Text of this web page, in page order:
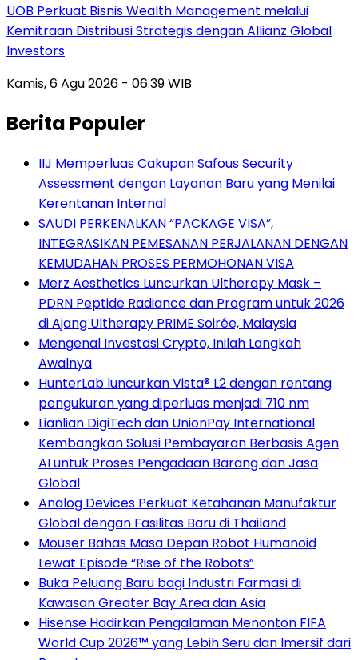
UOB Perkuat Bisnis Wealth Management melalui
Kemitraan Distribusi Strategis dengan Allianz Global
Investors
Kamis, 6 Agu 2026 - 06:39 WIB
Berita Populer
IIJ Memperluas Cakupan Safous Security
Assessment dengan Layanan Baru yang Menilai
Kerentanan Internal
SAUDI PERKENALKAN “PACKAGE VISA”,
INTEGRASIKAN PEMESANAN PERJALANAN DENGAN
KEMUDAHAN PROSES PERMOHONAN VISA
Merz Aesthetics Luncurkan Ultherapy Mask –
PDRN Peptide Radiance dan Program untuk 2026
di Ajang Ultherapy PRIME Soirée, Malaysia
Mengenal Investasi Crypto, Inilah Langkah
Awalnya
HunterLab luncurkan Vista® L2 dengan rentang
pengukuran yang diperluas menjadi 710 nm
Lianlian DigiTech dan UnionPay International
Kembangkan Solusi Pembayaran Berbasis Agen
AI untuk Proses Pengadaan Barang dan Jasa
Global
Analog Devices Perkuat Ketahanan Manufaktur
Global dengan Fasilitas Baru di Thailand
Mouser Bahas Masa Depan Robot Humanoid
Lewat Episode “Rise of the Robots”
Buka Peluang Baru bagi Industri Farmasi di
Kawasan Greater Bay Area dan Asia
Hisense Hadirkan Pengalaman Menonton FIFA
World Cup 2026™ yang Lebih Seru dan Imersif dari